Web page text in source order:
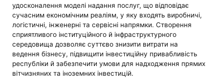
удосконалення моделі надання послуг, що відповідає
сучасним економічним реаліям, у яку входять виробничі,
логістичні, інженерні та сервісні напрямки. Створення
сприятливого інституційного й інфраструктурного
середовища дозволяє суттєво знизити витрати на
ведення бізнесу, підвищити інвестиційну привабливість
республіки й забезпечити умови для надходження прямих
вітчизняних та іноземних інвестицій.